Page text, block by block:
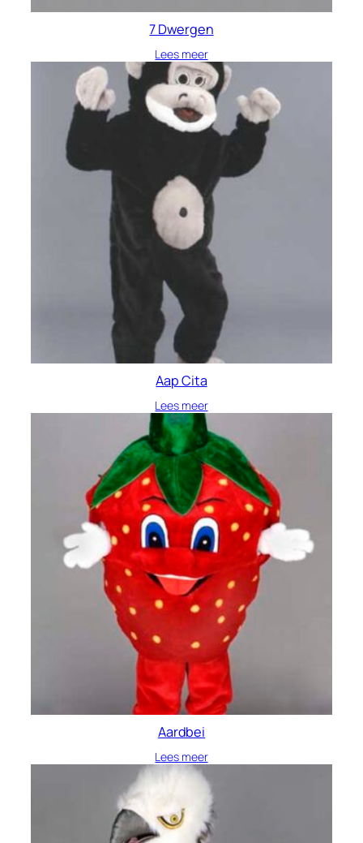
7 Dwergen
Lees meer
Aap Cita
Lees meer
Aardbei
Lees meer